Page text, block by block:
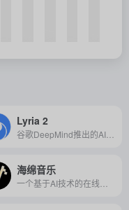
Lyria 2
海绵音乐